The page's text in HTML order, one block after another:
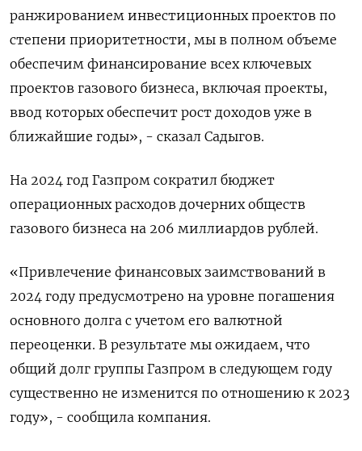
ранжированием инвестиционных проектов по
степени приоритетности, мы в полном объеме
обеспечим финансирование всех ключевых
проектов газового бизнеса, включая проекты,
ввод которых обеспечит рост доходов уже в
ближайшие годы», - сказал Садыгов.
На 2024 год Газпром сократил бюджет
операционных расходов дочерних обществ
газового бизнеса на 206 миллиардов рублей.
«Привлечение финансовых заимствований в
2024 году предусмотрено на уровне погашения
основного долга с учетом его валютной
переоценки. В результате мы ожидаем, что
общий долг группы Газпром в следующем году
существенно не изменится по отношению к 2023
году», - сообщила компания.